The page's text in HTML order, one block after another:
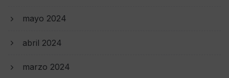
mayo 2024
abril 2024
marzo 2024